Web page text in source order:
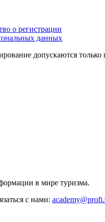
о регистрации
данных
допускаются
в мире туризма.
с нами: